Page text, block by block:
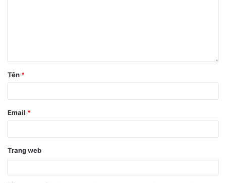
Tên *
Email *
Trang web